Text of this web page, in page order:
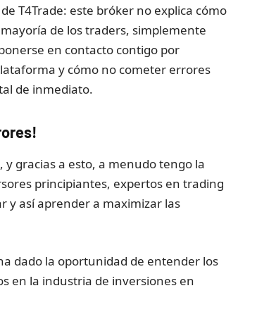
T4Trade: este bróker no explica cómo
de los traders, simplemente
en contacto contigo por
y cómo no cometer errores
de inmediato.
y gracias a esto, a menudo tengo la
principiantes, expertos en trading
y así aprender a maximizar las
dado la oportunidad de entender los
en la industria de inversiones en